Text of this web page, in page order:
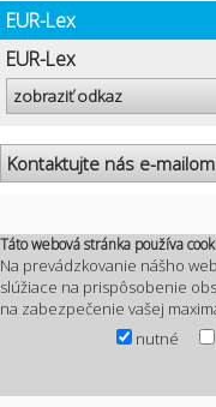
Táto webová stránka používa
Na prevádzkovanie nášho
slúžiace na prispôsobenie
na zabezpečenie vašej
nutné
EUR-Lex
EUR-Lex
zobraziť odkaz
Kontaktujte nás e-mailom